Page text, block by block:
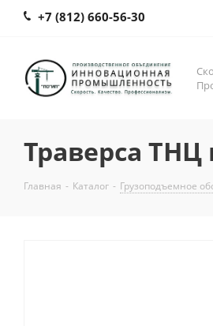
+7 (812) 660-56-30
Траверса ТНЦ
Главная - Каталог - Грузоподъемное